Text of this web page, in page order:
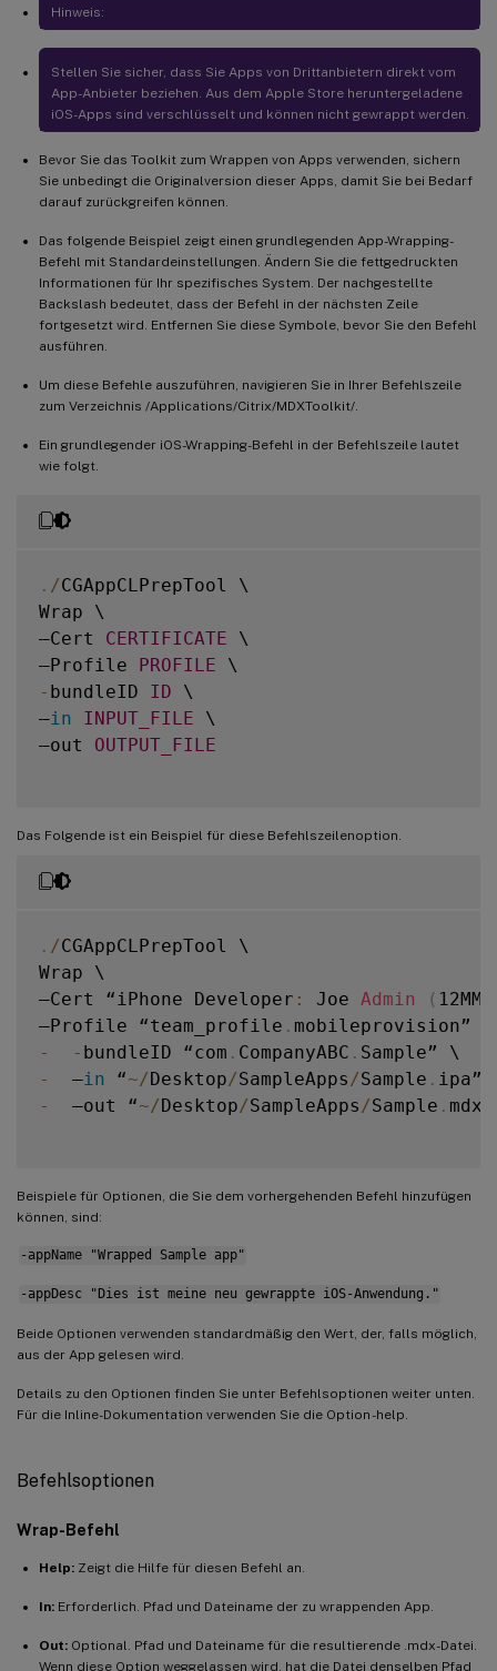
Hinweis:
Stellen Sie sicher, dass Sie Apps von Drittanbietern direkt vom
App-Anbieter beziehen. Aus dem Apple Store heruntergeladene
iOS-Apps sind verschlüsselt und können nicht gewrappt werden.
Bevor Sie das Toolkit zum Wrappen von Apps verwenden, sichern
Sie unbedingt die Originalversion dieser Apps, damit Sie bei Bedarf
darauf zurückgreifen können.
Das folgende Beispiel zeigt einen grundlegenden App-Wrapping-
Befehl mit Standardeinstellungen. Ändern Sie die fettgedruckten
Informationen für Ihr spezifisches System. Der nachgestellte
Backslash bedeutet, dass der Befehl in der nächsten Zeile
fortgesetzt wird. Entfernen Sie diese Symbole, bevor Sie den Befehl
ausführen.
Um diese Befehle auszuführen, navigieren Sie in Ihrer Befehlszeile
zum Verzeichnis /Applications/Citrix/MDXToolkit/.
Ein grundlegender iOS-Wrapping-Befehl in der Befehlszeile lautet
wie folgt.
. /CGAppCLPrepTool \
Wrap \
–Cert CERTIFICATE \
–Profile PROFILE
- bundleID ID \
–in INPUT_FILE \
–out OUTPUT_FILE
Das Folgende ist ein Beispiel für diese Befehlszeilenoption.
. /CGAppCLPrepTool \
Wrap \
–Cert “iPhone Developer : Joe Admin (
–Profile “team_profile .
-
- bundleID “com . CompanyABC .
-
  –
in “~/Desktop/SampleApps /Sample .
-
  –out “
~/Desktop/SampleApps /Sample . mdx”
Beispiele für Optionen, die Sie dem vorhergehenden Befehl hinzufügen
können, sind:
-appName "Wrapped Sample app"
-appDesc "Dies ist meine neu gewrappte iOS-Anwendung."
Beide Optionen verwenden standardmäßig den Wert, der, falls möglich,
aus der App gelesen wird.
Details zu den Optionen finden Sie unter Befehlsoptionen weiter unten.
Für die Inline-Dokumentation verwenden Sie die Option -help.
Befehlsoptionen
Wrap-Befehl
Help: Zeigt die Hilfe für diesen Befehl an.
In: Erforderlich. Pfad und Dateiname der zu wrappenden App.
Out: Optional. Pfad und Dateiname für die resultierende .mdx-Datei.
Wenn diese Option weggelassen wird, hat die Datei denselben Pfad